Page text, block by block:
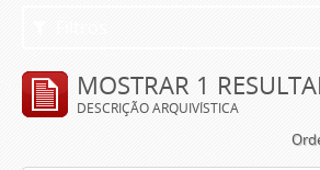
MOSTRAR 1
DESCRIÇÃO ARQUIVÍSTICA